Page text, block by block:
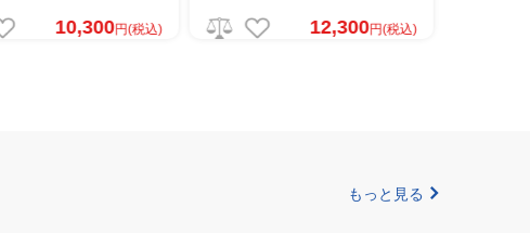
12,300 円(税込)
もっと見る